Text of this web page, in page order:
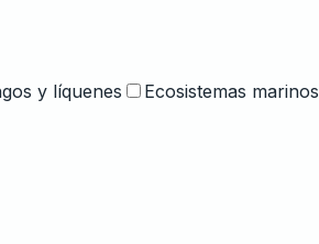
y líquenes Ecosistemas marinos